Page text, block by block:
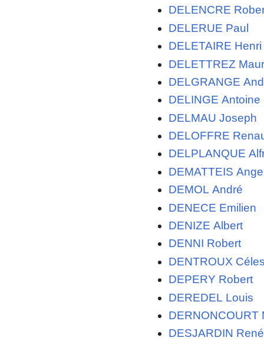
DELENCRE
DELERUE Paul
DELETAIRE Henri
DELETTREZ
DELGRANGE
DELINGE Antoine
DELMAU Joseph
DELOFFRE
DELPLANQUE
DEMATTEIS Ange
DEMOL André
DENECE Emilien
DENIZE Albert
DENNI Robert
DENTROUX
DEPERY Robert
DEREDEL Louis
DERNONCOURT
DESJARDIN